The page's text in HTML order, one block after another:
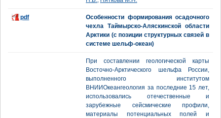
pdf
Особенности формирования осадочного
чехла Таймырско-Аляскинской области
Арктики (с позиции структурных связей в
системе шельф-океан)
При составлении геологической карты
Восточно-Арктического шельфа России,
выполненного институтом
ВНИИОкеангеология за последние 15 лет,
использовались отечественные и
зарубежные сейсмические профили,
материалы потенциальных полей и